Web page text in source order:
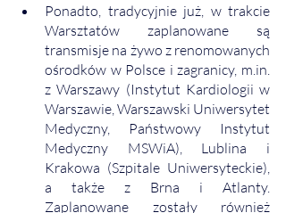
Ponadto, tradycyjnie już, w trakcie
Warsztatów zaplanowane są
transmisje na żywo z renomowanych
ośrodków w Polsce i zagranicy, m.in.
z Warszawy (Instytut Kardiologii w
Warszawie, Warszawski Uniwersytet
Medyczny, Państwowy Instytut
Medyczny MSWiA), Lublina i
Krakowa (Szpitale Uniwersyteckie),
a także z Brna i Atlanty.
Zaplanowane zostały również